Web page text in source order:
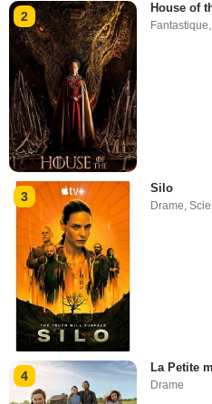
2
House of
Fantastique,
3
Silo
Drame ,
4
La Petite
Drame